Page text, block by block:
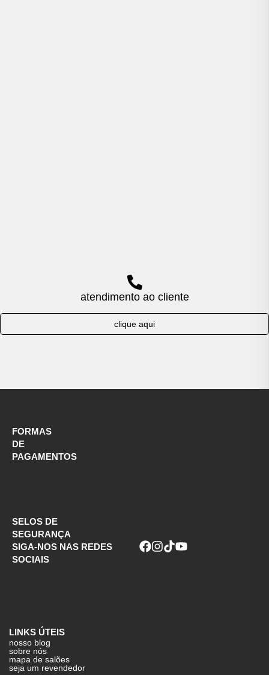
atendimento ao cliente
clique aqui
FORMAS
DE
PAGAMENTOS
SELOS DE
SEGURANÇA
SIGA-NOS NAS REDES
SOCIAIS
LINKS ÚTEIS
nosso blog
sobre nós
mapa de salões
seja um revendedor